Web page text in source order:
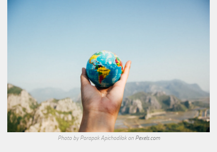
Photo by Porapak Apichodilok on Pexels.com